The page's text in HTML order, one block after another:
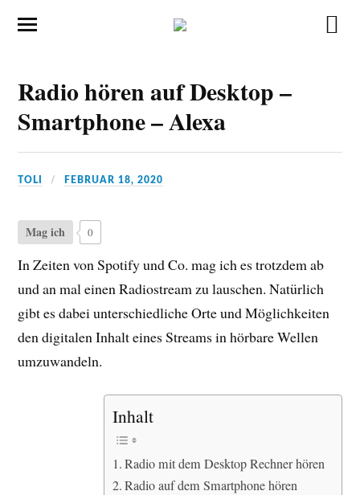
Radio hören auf Desktop –
Smartphone – Alexa
TOLI FEBRUAR 18, 2020
Mag ich 0
In Zeiten von Spotify und Co. mag ich es trotzdem ab
und an mal einen Radiostream zu lauschen. Natürlich
gibt es dabei unterschiedliche Orte und Möglichkeiten
den digitalen Inhalt eines Streams in hörbare Wellen
umzuwandeln.
Inhalt
Radio mit dem Desktop Rechner hören
Radio auf dem Smartphone hören